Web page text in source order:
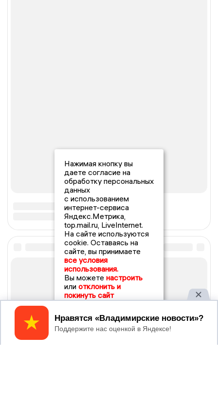
Нажимая кнопку вы
даете согласие на
обработку персональных
данных
с использованием
интернет-сервиса
Яндекс.Метрика,
top.mail.ru, LiveInternet.
На сайте используются
cookie. Оставаясь на
сайте, вы принимаете
все условия
использования.
Вы можете настроить
или отклонить и
покинуть сайт
Принять